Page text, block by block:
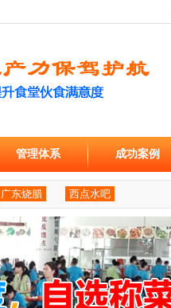
管理体系 成功案例
广东烧腊 西点水吧